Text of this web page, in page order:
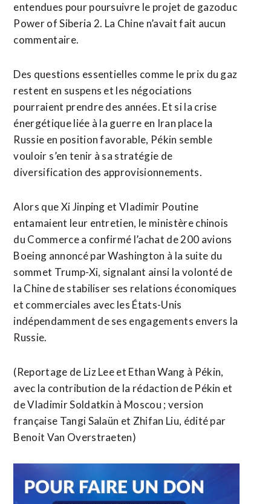
entendues pour poursuivre le projet de gazoduc
Power of Siberia 2. La Chine n’avait fait aucun
commentaire.
Des questions essentielles comme le prix du gaz
restent en suspens et les négociations
pourraient prendre des années. Et si la crise
énergétique liée à la guerre en Iran place la
Russie en position favorable, Pékin semble
vouloir ⁠s’en tenir à sa stratégie de
diversification des approvisionnements.
Alors que Xi Jinping et Vladimir Poutine
entamaient leur entretien, le ministère chinois
du Commerce a confirmé l’achat de 200 avions
Boeing annoncé par Washington à la suite du
sommet Trump-Xi, signalant ainsi la volonté de
la Chine de stabiliser ses relations économiques
et commerciales avec les États-Unis
indépendamment de ses engagements envers la
​Russie.
(Reportage de Liz Lee et Ethan Wang à Pékin,
avec la contribution de la rédaction de Pékin et
de Vladimir Soldatkin à ​Moscou ; version
française Tangi Salaün et Zhifan Liu, édité par
Benoit Van Overstraeten)